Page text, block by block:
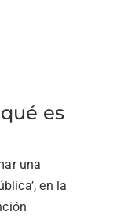
es
una
en la